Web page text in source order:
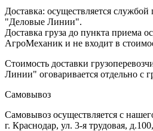
Доставка: осуществляется
"Деловые Линии".
Доставка груза до пункта приема
АгроМеханик и не входит в
Стоимость доставки
Линии" оговаривается отдельно с
Самовывоз
Самовывоз осуществляется с
г. Краснодар, ул. 3-я трудовая,